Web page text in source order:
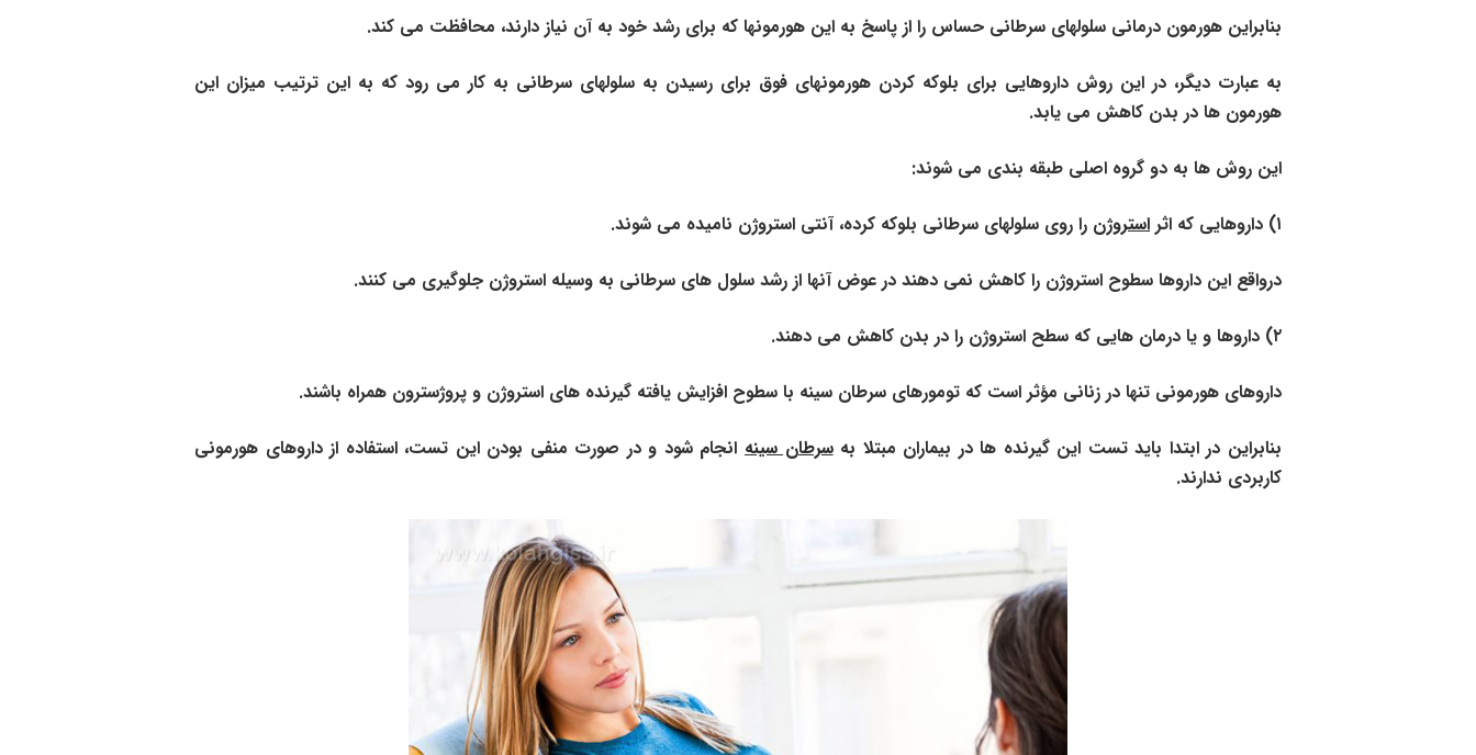
بنابراین هورمون درمانی سلولهای سرطانی حساس را از پاسخ به این هورمونها که برای رشد خود به آن نیاز دارند، محافظت می کند.
به عبارت دیگر، در این روش داروهایی برای بلوکه کردن هورمونهای فوق برای رسیدن به سلولهای سرطانی به کار می رود که به این ترتیب میزان این
هورمون ها در بدن کاهش می یابد.
این روش ها به دو گروه اصلی طبقه بندی می شوند:
۱) داروهایی که اثر استروژن را روی سلولهای سرطانی بلوکه کرده، آنتی استروژن نامیده می شوند.
درواقع این داروها سطوح استروژن را کاهش نمی دهند در عوض آنها از رشد سلول های سرطانی به وسیله استروژن جلوگیری می کنند.
۲) داروها و یا درمان هایی که سطح استروژن را در بدن کاهش می دهند.
داروهای هورمونی تنها در زنانی مؤثر است که تومورهای سرطان سینه با سطوح افزایش یافته گیرنده های استروژن و پروژسترون همراه باشند.
بنابراین در ابتدا باید تست این گیرنده ها در بیماران مبتلا بهسرطان سینه انجام شود و در صورت منفی بودن این تست، استفاده از داروهای هورمونی
کاربردی ندارند.